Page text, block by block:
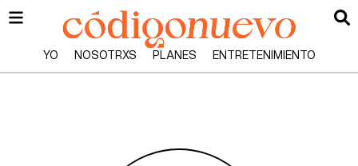
YO NOSOTRXS PLANES ENTRETENIMIENTO